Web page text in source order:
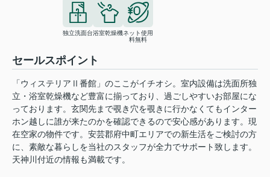
独立洗面台浴室乾燥機ネット使用
料無料
セールスポイント
「ウィステリアⅡ番館」のここがイチオシ。室内設備は洗面所独
立・浴室乾燥機など豊富に揃っており、過ごしやすいお部屋にな
っております。玄関先まで覗き穴を覗きに行かなくてもインター
ホン越しに誰が来たのかを確認できるので安心感があります。現
在空家の物件です。安芸郡府中町エリアでの新生活をご検討の方
に、素敵な暮らしを当社のスタッフが全力でサポート致します。
天神川付近の情報も満載です。